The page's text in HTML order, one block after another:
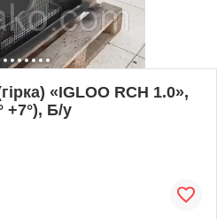
«IGLOO RCH 1.0»,
+7°), Б/у